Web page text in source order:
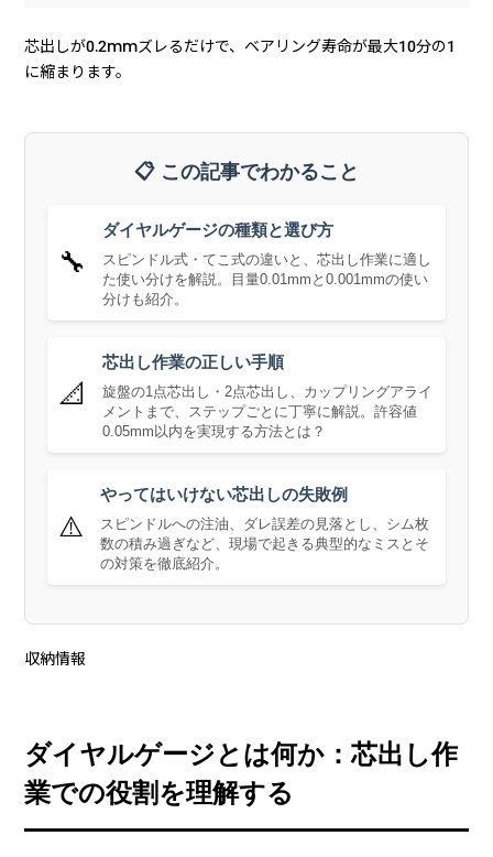
芯出しが0.2mmズレるだけで、ベアリング寿命が最大10分の1
に縮まります。
📋 この記事でわかること
🔧
ダイヤルゲージの種類と選び方
スピンドル式・てこ式の違いと、芯出し作業に適し
た使い分けを解説。目量0.01mmと0.001mmの使い
分けも紹介。
📐
芯出し作業の正しい手順
旋盤の1点芯出し・2点芯出し、カップリングアライ
メントまで、ステップごとに丁寧に解説。許容値
0.05mm以内を実現する方法とは？
⚠️
やってはいけない芯出しの失敗例
スピンドルへの注油、ダレ誤差の見落とし、シム枚
数の積み過ぎなど、現場で起きる典型的なミスとそ
の対策を徹底紹介。
収納情報
ダイヤルゲージとは何か：芯出し作
業での役割を理解する